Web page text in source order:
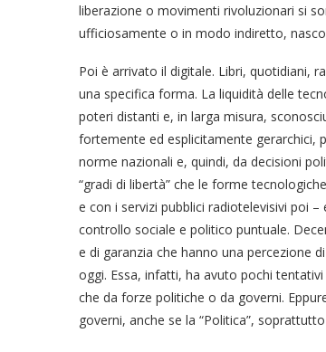
liberazione o movimenti rivoluzionari si
ufficiosamente o in modo indiretto,
Poi è arrivato il digitale. Libri, quotidiani,
una specifica forma. La liquidità delle
poteri distanti e, in larga misura,
fortemente ed esplicitamente gerarchici,
norme nazionali e, quindi, da decisioni
“gradi di libertà” che le forme
e con i servizi pubblici radiotelevisivi poi
controllo sociale e politico puntuale.
e di garanzia che hanno una percezione
oggi. Essa, infatti, ha avuto pochi
che da forze politiche o da governi.
governi, anche se la “Politica”,